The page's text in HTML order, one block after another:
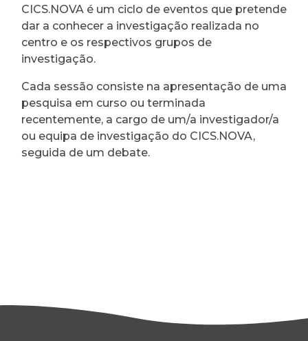
CICS.NOVA é um ciclo de eventos que pretende
dar a conhecer a investigação realizada no
centro e os respectivos grupos de
investigação.
Cada sessão consiste na apresentação de uma
pesquisa em curso ou terminada
recentemente, a cargo de um/a investigador/a
ou equipa de investigação do CICS.NOVA,
seguida de um debate.